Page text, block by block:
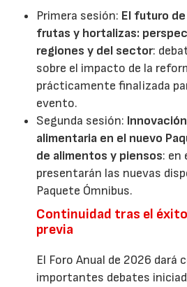
Primera sesión: El futuro de
frutas y hortalizas:
regiones y del sector:
sobre el impacto de la
prácticamente finalizada
evento.
Segunda sesión:
alimentaria en el nuevo
de alimentos y piensos: en
presentarán las nuevas
Paquete Ómnibus.
Continuidad tras el
previa
El Foro Anual de 2026 dará
importantes debates